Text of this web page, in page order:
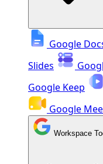
Google
Slides
Google Keep
Google
Workspace